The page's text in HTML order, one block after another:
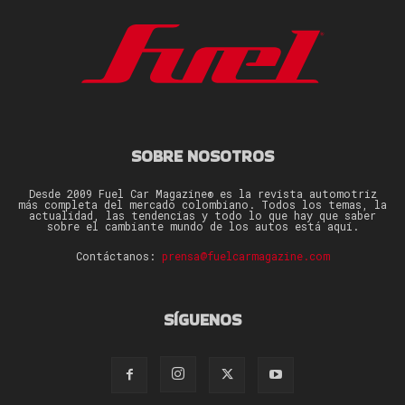
SOBRE NOSOTROS
Desde 2009 Fuel Car Magazine® es la revista automotriz
más completa del mercado colombiano. Todos los temas, la
actualidad, las tendencias y todo lo que hay que saber
sobre el cambiante mundo de los autos está aquí.
Contáctanos: prensa@fuelcarmagazine.com
SÍGUENOS